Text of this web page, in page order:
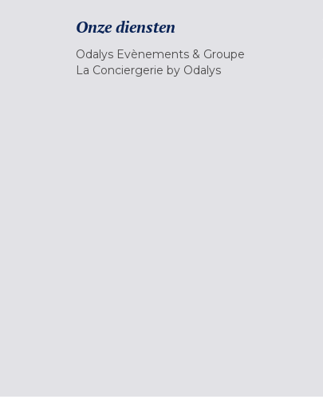
Onze diensten
Odalys Evènements & Groupe
La Conciergerie by Odalys